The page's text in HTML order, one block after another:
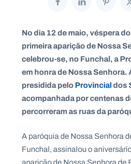
No dia 12 de maio, véspera
primeira aparição de Nossa
celebrou-se, no Funchal, a
em honra de Nossa Senhora.
presidida peloProvincialdos
acompanhada por centenas
percorreram as ruas da
A paróquia de Nossa Senhora
Funchal, assinalou o
A
N
A
C
I
O
N
A
L
S
a
l
i
a
n